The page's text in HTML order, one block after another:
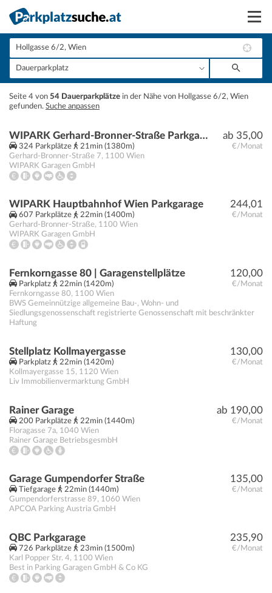
Suchen
Vermieten
Anmelden
Seite 4 von 54 Dauerparkplätze in der Nähe von Hollgasse 6/2, Wien
gefunden. Suche anpassen
ab 35,00
€/Monat
WIPARK Gerhard-Bronner-Straße Parkgarage
324 Parkplätze
21min (1380m)
Gerhard-Bronner-Straße 7, 1100 Wien
WIPARK Garagen GmbH
244,01
€/Monat
WIPARK Hauptbahnhof Wien Parkgarage
607 Parkplätze
22min (1400m)
Gerhard-Bronner-Straße, 1100 Wien
WIPARK Garagen GmbH
120,00
€/Monat
Fernkorngasse 80 | Garagenstellplätze
Parkplatz
22min (1420m)
Fernkorngasse 80, 1100 Wien
BWS Gemeinnützige allgemeine Bau-, Wohn- und
Siedlungsgenossenschaft registrierte Genossenschaft mit beschränkter
Haftung
130,00
€/Monat
Stellplatz Kollmayergasse
Parkplatz
22min (1420m)
Kollmayergasse 15, 1120 Wien
Liv Immobilienvermarktung GmbH
ab 190,00
€/Monat
Rainer Garage
200 Parkplätze
22min (1440m)
Floragasse 7a, 1040 Wien
Rainer Garage BetriebsgesmbH
135,00
€/Monat
Garage Gumpendorfer Straße
Tiefgarage
22min (1440m)
Gumpendorferstrasse 89, 1060 Wien
APCOA Parking Austria GmbH
235,90
€/Monat
QBC Parkgarage
726 Parkplätze
23min (1500m)
Karl Popper Str. 4, 1100 Wien
Best in Parking Garagen GmbH & Co KG
+